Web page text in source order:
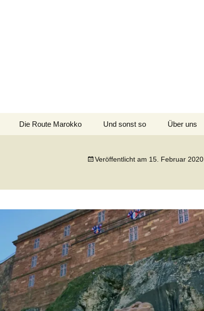
Die Route Marokko Und sonst so Über uns
Veröffentlicht am 15. Februar 2020